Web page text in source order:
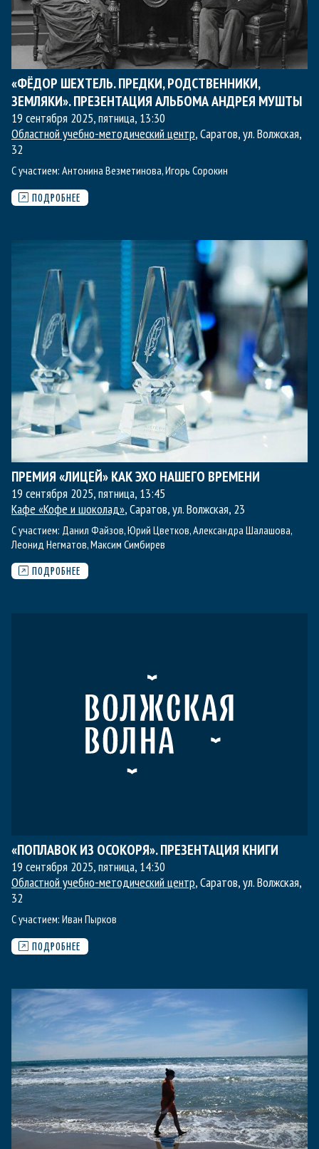
«ФЁДОР ШЕХТЕЛЬ. ПРЕДКИ, РОДСТВЕННИКИ,
ЗЕМЛЯКИ». ПРЕЗЕНТАЦИЯ АЛЬБОМА АНДРЕЯ МУШТЫ
19 сентября 2025, пятница, 13:30
Областной учебно-методический центр, Саратов, ул. Волжская,
32
С участием: Антонина Везметинова,Игорь Сорокин
ПОДРОБНЕЕ
ПРЕМИЯ «ЛИЦЕЙ» КАК ЭХО НАШЕГО ВРЕМЕНИ
19 сентября 2025, пятница, 13:45
Кафе «Кофе и шоколад», Саратов, ул. Волжская, 23
С участием: Данил Файзов,Юрий Цветков,Александра Шалашова,
Леонид Негматов,Максим Симбирев
ПОДРОБНЕЕ
«ПОПЛАВОК ИЗ ОСОКОРЯ». ПРЕЗЕНТАЦИЯ КНИГИ
19 сентября 2025, пятница, 14:30
Областной учебно-методический центр, Саратов, ул. Волжская,
32
С участием: Иван Пырков
ПОДРОБНЕЕ